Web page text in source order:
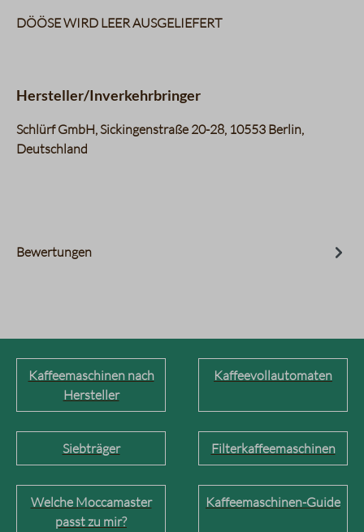
DÖÖSE WIRD LEER AUSGELIEFERT
Hersteller/Inverkehrbringer
Schlürf GmbH, Sickingenstraße 20-28, 10553 Berlin,
Deutschland
Bewertungen
Kaffeemaschinen nach
Hersteller
Kaffeevollautomaten
Siebträger Filterkaffeemaschinen
Welche Moccamaster
passt zu mir?
Kaffeemaschinen-Guide